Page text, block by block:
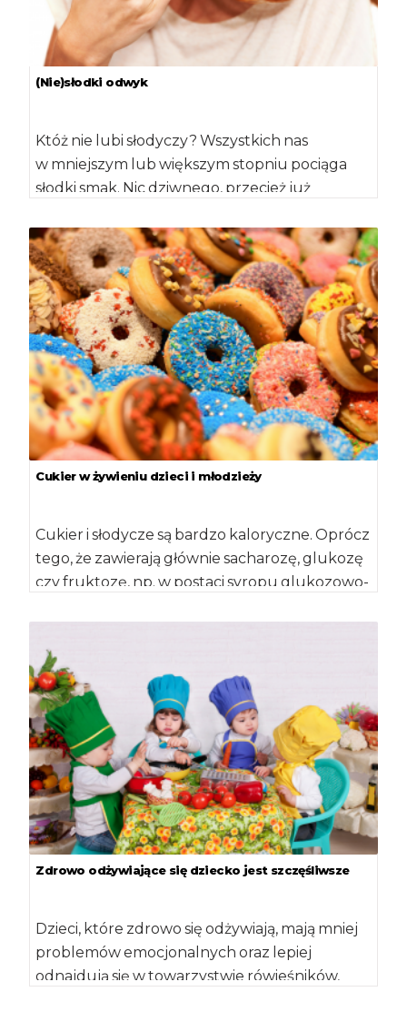
(Nie)słodki odwyk
Któż nie lubi słodyczy? Wszystkich nas
w mniejszym lub większym stopniu pociąga
słodki smak. Nic dziwnego, przecież już
Cukier w żywieniu dzieci i młodzieży
Cukier i słodycze są bardzo kaloryczne. Oprócz
tego, że zawierają głównie sacharozę, glukozę
czy fruktozę, np. w postaci syropu glukozowo-
Zdrowo odżywiające się dziecko jest szczęśliwsze
Dzieci, które zdrowo się odżywiają, mają mniej
problemów emocjonalnych oraz lepiej
odnajdują się w towarzystwie rówieśników,